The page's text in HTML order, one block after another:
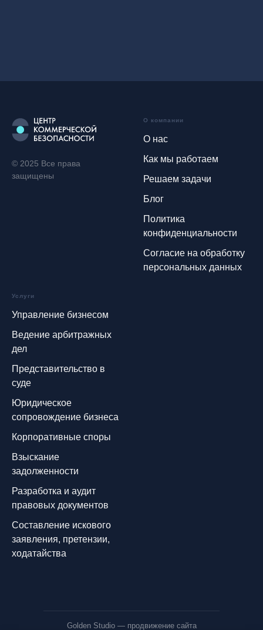
© 2025 Все права
защищены
О компании
О нас
Как мы работаем
Решаем задачи
Блог
Политика
конфиденциальности
Согласие на обработку
персональных данных
Услуги
Управление бизнесом
Ведение арбитражных
дел
Представительство в
суде
Юридическое
сопровождение бизнеса
Корпоративные споры
Взыскание
задолженности
Разработка и аудит
правовых документов
Составление искового
заявления, претензии,
ходатайства
Golden Studio— продвижение сайта